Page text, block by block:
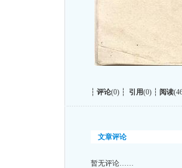
┆ 评论(0) ┆ 引用(0) ┆ 阅读
文章评论
暂无评论……